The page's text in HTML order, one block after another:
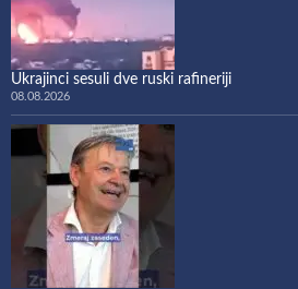
Ukrajinci sesuli dve ruski rafineriji
08.08.2026